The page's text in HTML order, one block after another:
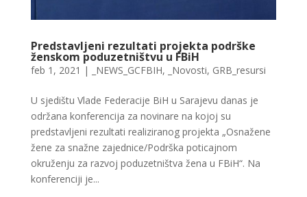
Predstavljeni rezultati projekta podrške
ženskom poduzetništvu u FBiH
feb 1, 2021 | _NEWS_GCFBIH, _Novosti, GRB_resursi
U sjedištu Vlade Federacije BiH u Sarajevu danas je
održana konferencija za novinare na kojoj su
predstavljeni rezultati realiziranog projekta „Osnažene
žene za snažne zajednice/Podrška poticajnom
okruženju za razvoj poduzetništva žena u FBiH“. Na
konferenciji je...